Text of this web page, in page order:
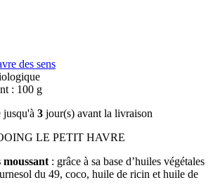
des sens
: 100 g
jusqu'à 3 jour(s) avant la livraison
: grâce à sa base d’huiles végétales
du 49, coco, huile de ricin et huile de